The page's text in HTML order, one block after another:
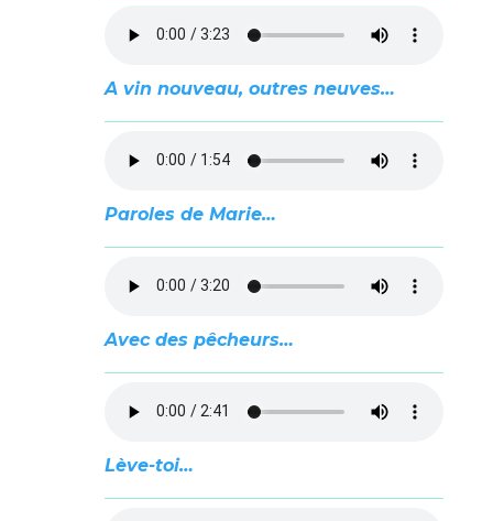
A vin nouveau, outres neuves…
Paroles de Marie…
Avec des pêcheurs…
Lève-toi…